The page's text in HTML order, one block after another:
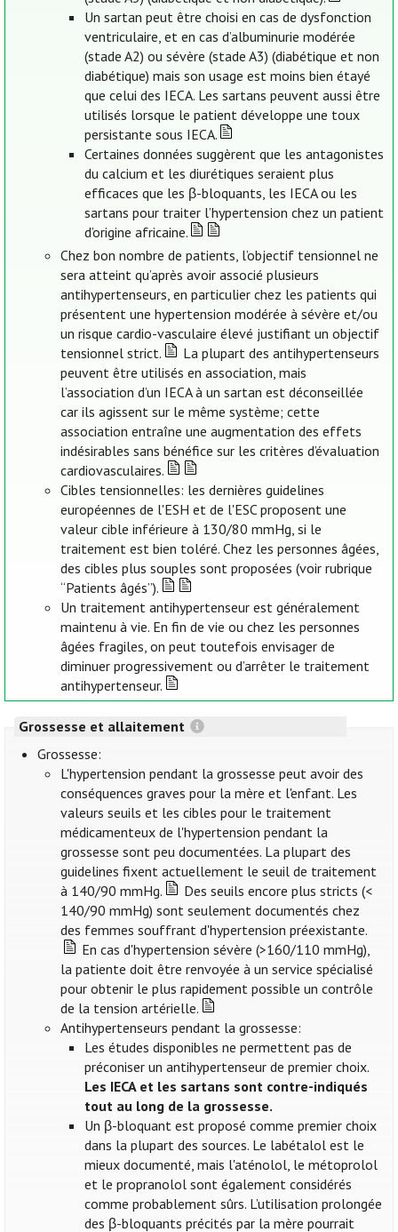
Un sartan peut être choisi en cas de dysfonction
ventriculaire, et en cas d’albuminurie modérée
(stade A2) ou sévère (stade A3) (diabétique et non
diabétique) mais son usage est moins bien étayé
que celui des IECA. Les sartans peuvent aussi être
utilisés lorsque le patient développe une toux
persistante sous IECA.
Certaines données suggèrent que les antagonistes
du calcium et les diurétiques seraient plus
efficaces que les β-bloquants, les IECA ou les
sartans pour traiter l’hypertension chez un patient
d’origine africaine.
Chez bon nombre de patients, l’objectif tensionnel ne
sera atteint qu’après avoir associé plusieurs
antihypertenseurs, en particulier chez les patients qui
présentent une hypertension modérée à sévère et/ou
un risque cardio-vasculaire élevé justifiant un objectif
tensionnel strict.
La plupart des antihypertenseurs
peuvent être utilisés en association, mais
l’association d’un IECA à un sartan est déconseillée
car ils agissent sur le même système; cette
association entraîne une augmentation des effets
indésirables sans bénéfice sur les critères d’évaluation
cardiovasculaires.
Cibles tensionnelles: les dernières guidelines
européennes de l'ESH et de l'ESC proposent une
valeur cible inférieure à 130/80 mmHg, si le
traitement est bien toléré. Chez les personnes âgées,
des cibles plus souples sont proposées (voir rubrique
“Patients âgés”).
Un traitement antihypertenseur est généralement
maintenu à vie. En fin de vie ou chez les personnes
âgées fragiles, on peut toutefois envisager de
diminuer progressivement ou d’arrêter le traitement
antihypertenseur.
Grossesse et allaitement
Grossesse:
L'hypertension pendant la grossesse peut avoir des
conséquences graves pour la mère et l'enfant. Les
valeurs seuils et les cibles pour le traitement
médicamenteux de l'hypertension pendant la
grossesse sont peu documentées. La plupart des
guidelines fixent actuellement le seuil de traitement
à 140/90 mmHg.
Des seuils encore plus stricts (<
140/90 mmHg) sont seulement documentés chez
des femmes souffrant d'hypertension préexistante.
En cas d'hypertension sévère (>160/110 mmHg),
la patiente doit être renvoyée à un service spécialisé
pour obtenir le plus rapidement possible un contrôle
de la tension artérielle.
Antihypertenseurs pendant la grossesse:
Les études disponibles ne permettent pas de
préconiser un antihypertenseur de premier choix.
Les IECA et les sartans sont contre-indiqués
tout au long de la grossesse.
Un β-bloquant est proposé comme premier choix
dans la plupart des sources. Le labétalol est le
mieux documenté, mais l'aténolol, le métoprolol
et le propranolol sont également considérés
comme probablement sûrs. L’utilisation prolongée
des β-bloquants précités par la mère pourrait